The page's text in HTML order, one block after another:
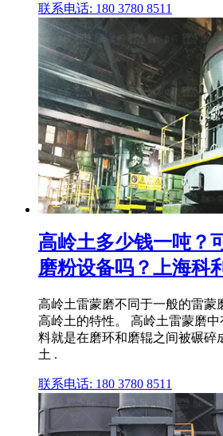
联系电话: 180 3780 8511
高岭土多少钱一吨？
磨粉设备吗？上海科
高岭土雷蒙磨不同于一般的雷蒙
高岭土的特性。 高岭土雷蒙磨
料就是在磨环和磨辊之间被碾碎
土 .
联系电话: 180 3780 8511